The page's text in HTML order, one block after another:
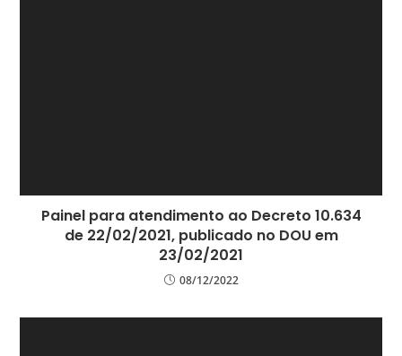
Painel para atendimento ao Decreto 10.634
de 22/02/2021, publicado no DOU em
23/02/2021
08/12/2022